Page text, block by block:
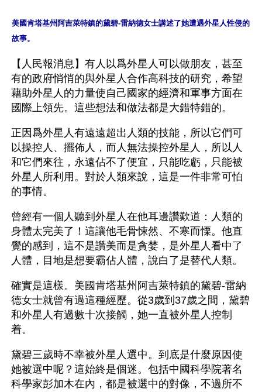
美國肯塔基州阿吉萊特鎮的黛碧-雷納德女士講述了她遭遇外星人性侵的
故事。
【人民報消息】有人以爲外星人可以做朋友，甚至
有的政府悄悄的與外星人合作高科技的研究，希望
藉助外星人的力量使自己國家的經濟和軍事方面在
國際上領先。這些想法和做法都是大錯特錯的。
正因爲外星人有遠遠超出人類的技能，所以它們可
以操控人、擺佈人，而人無法操控外星人，所以人
和它們來往，永遠佔不了便宜，只能吃虧，只能被
外星人所利用。對於人類來說，這是一件非常可怕
的事情。
曾經有一個人聽到外星人在他耳邊讚歎道：人類的
身體太完美了！這讓他毛骨悚然、不寒而慄。他直
覺的感到，這不是讚美而是貪婪，是外星人看中了
人體，目地是想要霸佔人體，說白了是替代人類。
確實是這樣。美國肯塔基州阿吉萊特鎮的黛碧-雷納
德女士就曾有過這種經歷。從3歲到37歲之間，黛碧
和外星人有過數十次接觸，她一直被外星人控制
着。
黛碧三歲時不幸被外星人選中。到底是什麼原因使
她被選中呢？這始終是個迷。包括中國科學院著名
科學家彭加木在內，都是被選中的對像，不過所不